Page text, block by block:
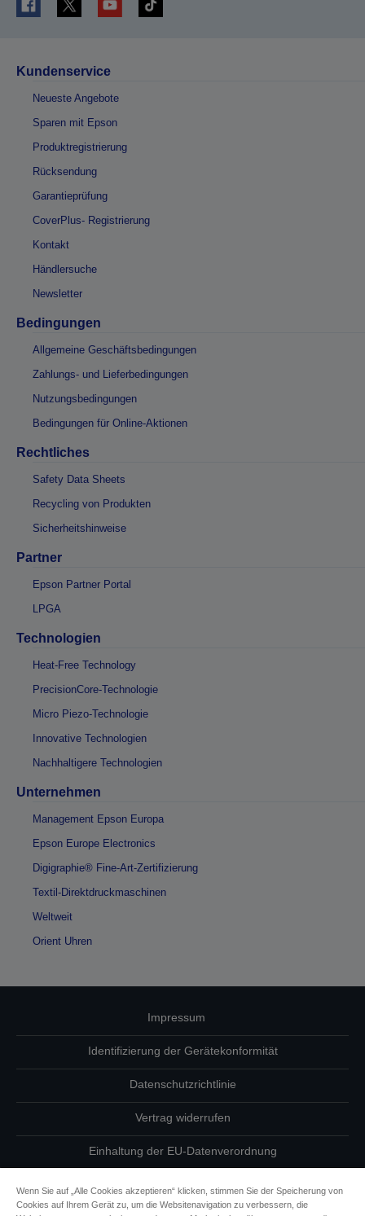
Kundenservice
Neueste Angebote
Sparen mit Epson
Produktregistrierung
Rücksendung
Garantieprüfung
CoverPlus- Registrierung
Kontakt
Händlersuche
Newsletter
Bedingungen
Allgemeine Geschäftsbedingungen
Zahlungs- und Lieferbedingungen
Nutzungsbedingungen
Bedingungen für Online-Aktionen
Rechtliches
Safety Data Sheets
Recycling von Produkten
Sicherheitshinweise
Partner
Epson Partner Portal
LPGA
Technologien
Heat-Free Technology
PrecisionCore-Technologie
Micro Piezo-Technologie
Innovative Technologien
Nachhaltigere Technologien
Unternehmen
Management Epson Europa
Epson Europe Electronics
Digigraphie® Fine-Art-Zertifizierung
Textil-Direktdruckmaschinen
Weltweit
Orient Uhren
Impressum
Identifizierung der Gerätekonformität
Datenschutzrichtlinie
Vertrag widerrufen
Einhaltung der EU-Datenverordnung
Wenn Sie auf „Alle Cookies akzeptieren“ klicken, stimmen Sie der Speicherung von
Cookies auf Ihrem Gerät zu, um die Websitenavigation zu verbessern, die